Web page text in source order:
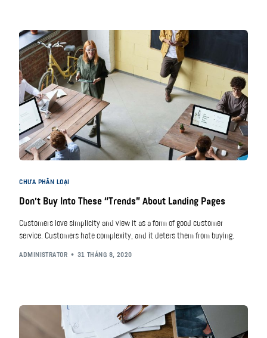
CHƯA PHÂN LOẠI
Don’t Buy Into These “Trends” About Landing Pages
Customers love simplicity and view it as a form of good customer
service. Customers hate complexity, and it deters them from buying.
ADMINISTRATOR 31 THÁNG 8, 2020